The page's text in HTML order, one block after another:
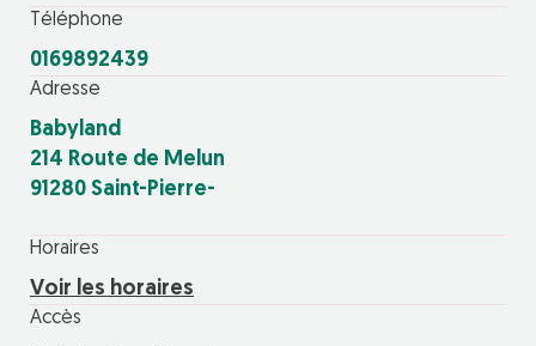
Téléphone
0169892439
Adresse
Babyland
214 Route de Melun
91280 Saint-Pierre-
Horaires
Voir les horaires
Accès